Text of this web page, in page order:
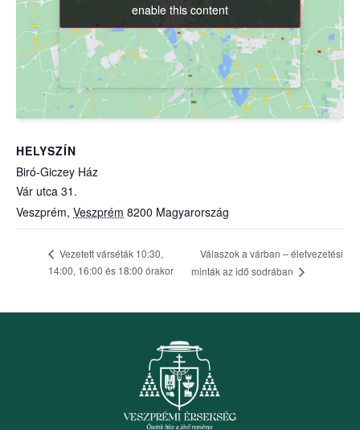
HELYSZÍN
Biró-Giczey Ház
Vár utca 31.
Veszprém, Veszprém 8200 Magyarország
enable this content
enable this content
Vezetett várséták 10:30,
14:00, 16:00 és 18:00 órakor
Válaszok a várban – életvezetési
minták az idő sodrában